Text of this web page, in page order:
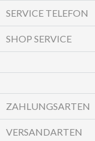
SERVICE TELEFON
SHOP SERVICE
ZAHLUNGSARTEN
VERSANDARTEN